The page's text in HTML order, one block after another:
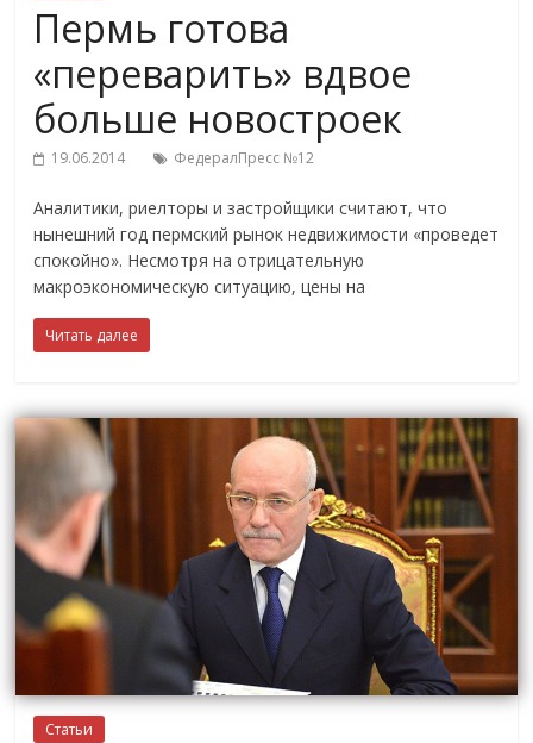
Пермь готова
«переварить» вдвое
больше новостроек
19.06.2014 ФедералПресс №12
Аналитики, риелторы и застройщики считают, что
нынешний год пермский рынок недвижимости «проведет
спокойно». Несмотря на отрицательную
макроэкономическую ситуацию, цены на
Читать далее
Статьи